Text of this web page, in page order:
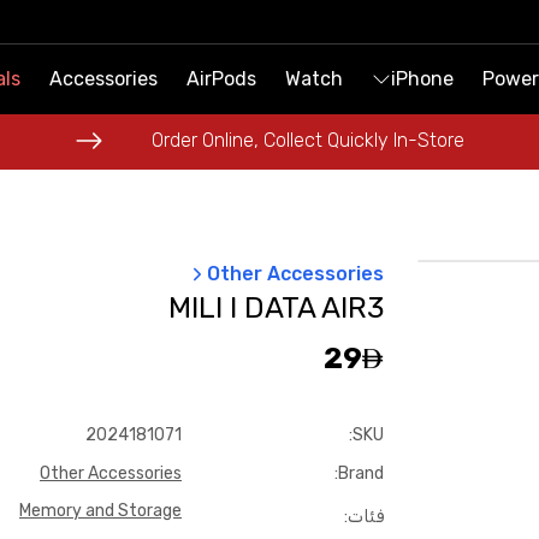
iPhone
Watch
AirPods
Accessories
Order Online, Collect Quickly In-Store
iPhone
Watch
AirPods
Accessories
Order Online, Collect Quickly In-Store
Other Accessories
MILI I DATA AIR3
29
SKU
:
2024181071
Brand
:
Other Accessories
فئات:
Memory and Storage